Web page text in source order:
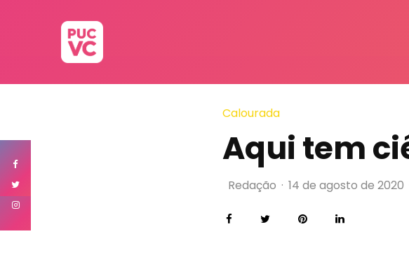
Calourada
Aqui tem
Redação · 14 de agosto de 2020